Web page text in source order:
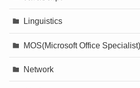
Linguistics
MOS(Microsoft Office Specialist)
Network